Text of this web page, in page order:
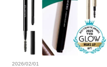
2026/02/01